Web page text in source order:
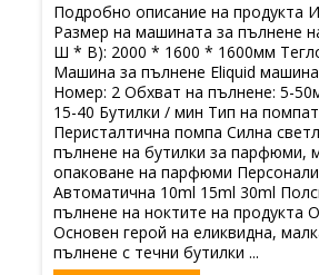
Подробно описание на продукта
Размер на машината за пълнене
Ш * В): 2000 * 1600 * 1600мм
Машина за пълнене Eliquid
Номер: 2 Обхват на пълнене: 5-
15-40 Бутилки / мин Тип на
Перисталтична помпа Силна
пълнене на бутилки за парфюми,
опаковане на парфюми
Автоматична 10ml 15ml 30ml
пълнене на ноктите на продукта
Основен герой на еликвидна,
пълнене с течни бутилки ...